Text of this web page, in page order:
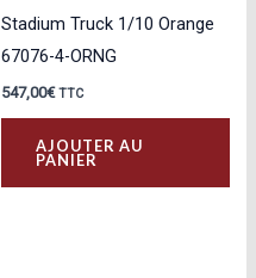
Stadium Truck 1/10 Orange
67076-4-ORNG
547,00€ TTC
AJOUTER AU
PANIER